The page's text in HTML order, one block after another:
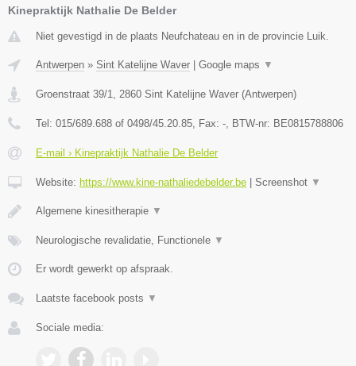
Kinepraktijk Nathalie De Belder
Niet gevestigd in de plaats Neufchateau en in de provincie Luik.
Antwerpen » Sint Katelijne Waver Google maps ▼
Groenstraat 39/1, 2860 Sint Katelijne Waver (Antwerpen)
Tel: 015/689.688 of 0498/45.20.85, Fax: -, BTW-nr: BE0815788806
E-mail › Kinepraktijk Nathalie De Belder
Website: https://www.kine-nathaliedebelder.be Screenshot ▼
Algemene kinesitherapie ▼
Neurologische revalidatie, Functionele ▼
Er wordt gewerkt op afspraak.
Laatste facebook posts ▼
Sociale media: